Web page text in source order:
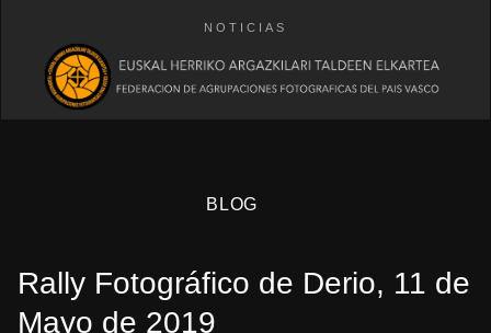
NOTICIAS
BLOG
Rally Fotográfico de Derio, 11 de
Mayo de 2019